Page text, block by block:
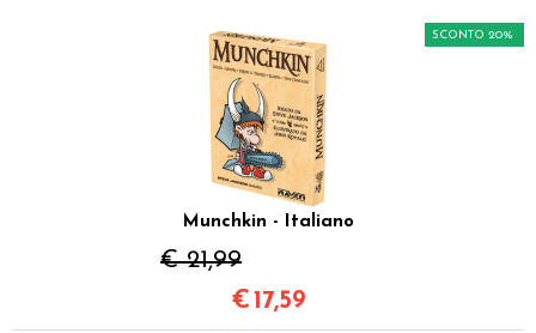
Munchkin - Italiano
€ 21,99
SCONTO 20%
€ 17,59